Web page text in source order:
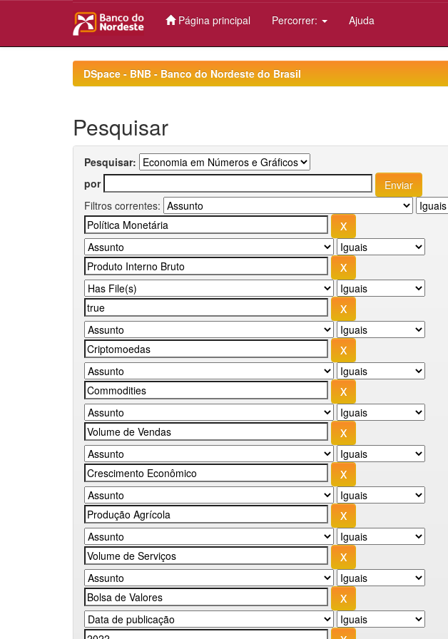
Página principal Percorrer: Ajuda
DSpace - BNB - Banco do Nordeste do Brasil
Pesquisar
Pesquisar:
por
Filtros correntes: